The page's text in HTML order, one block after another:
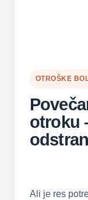
OTROŠKE
otroku
Ali je res